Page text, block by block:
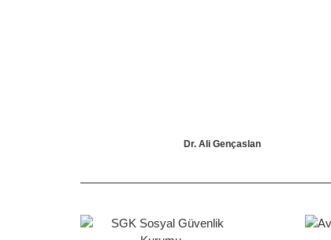
Dr. Ali Gençaslan